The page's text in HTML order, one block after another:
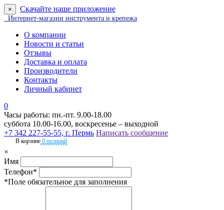
× Скачайте наше приложение
Интернет-магазин инструмента и крепежа
О компании
Новости и статьи
Отзывы
Доставка и оплата
Производители
Контакты
Личный кабинет
0
Часы работы: пн.-пт. 9.00-18.00
суббота 10.00-16.00, воскресенье – выходной
+7 342 227-55-55, г. Пермь Написать сообщение
В корзине 0 позиций
×
Имя
Телефон*
*Поле обязательное для заполнения